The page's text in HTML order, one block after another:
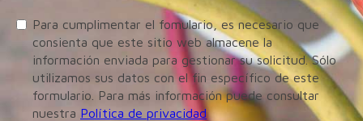
Para cumplimentar el fomulario, es necesario que
consienta que este sitio web almacene la
información enviada para gestionar su solicitud. Sólo
utilizamos sus datos con el fin específico de este
formulario. Para más información puede consultar
nuestra Política de privacidad